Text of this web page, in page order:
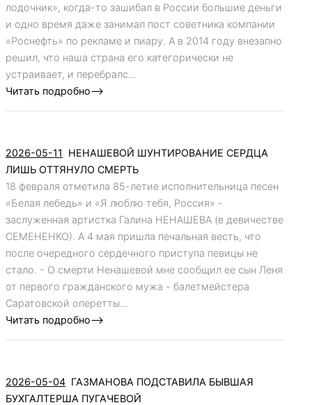
лодочник», когда-то зашибал в России большие деньги
и одно время даже занимал пост советника компании
«Роснефть» по рекламе и пиару. А в 2014 году внезапно
решил, что наша страна его категорически не
устраивает, и перебралс...
Читать подробно-->
2026-05-11
НЕНАШЕВОЙ ШУНТИРОВАНИЕ СЕРДЦА
ЛИШЬ ОТТЯНУЛО СМЕРТЬ
18 февраля отметила 85-летие исполнительница песен
«Белая лебедь» и «Я люблю тебя, Россия» -
заслуженная артистка Галина НЕНАШЕВА (в девичестве
СЕМЕНЕНКО). А 4 мая пришла печальная весть, что
после очередного сердечного приступа певицы не
стало. - О смерти Ненашевой мне сообщил ее сын Леня
от первого гражданского мужа - балетмейстера
Саратовской оперетты...
Читать подробно-->
2026-05-04 ГАЗМАНОВА ПОДСТАВИЛА БЫВШАЯ
БУХГАЛТЕРША ПУГАЧЕВОЙ